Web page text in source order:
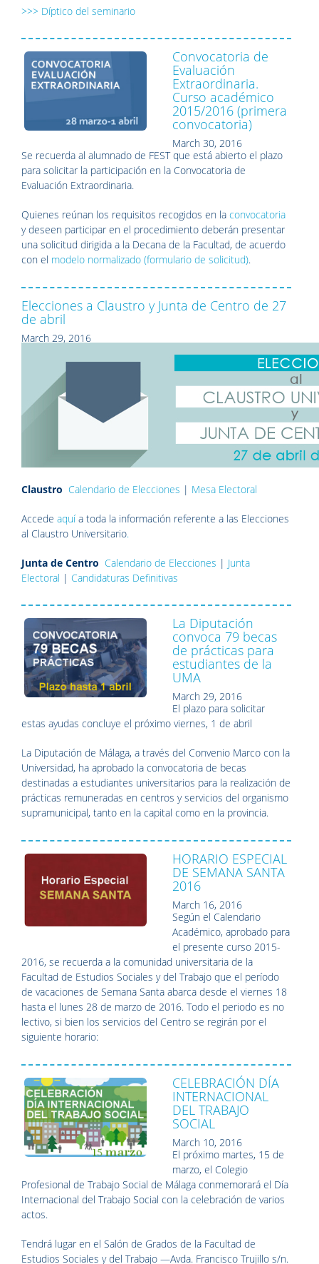
>>> Díptico del seminario
Convocatoria de
Evaluación
Extraordinaria.
Curso académico
2015/2016 (primera
convocatoria)
March 30, 2016
Se recuerda al alumnado de FEST que está abierto el plazo
para solicitar la participación en la Convocatoria de
Evaluación Extraordinaria.
Quienes reúnan los requisitos recogidos en la convocatoria
y deseen participar en el procedimiento deberán presentar
una solicitud dirigida a la Decana de la Facultad, de acuerdo
con el modelo normalizado (formulario de solicitud).
Elecciones a Claustro y Junta de Centro de 27
de abril
March 29, 2016
Claustro Calendario de Elecciones | Mesa Electoral
Accede aquía toda la información referente a las Elecciones
al Claustro Universitario.
Junta de Centro Calendario de Elecciones | Junta
Electoral | Candidaturas Definitivas
La Diputación
convoca 79 becas
de prácticas para
estudiantes de la
UMA
March 29, 2016
El plazo para solicitar
estas ayudas concluye el próximo viernes, 1 de abril
La Diputación de Málaga, a través del Convenio Marco con la
Universidad, ha aprobado la convocatoria de becas
destinadas a estudiantes universitarios para la realización de
prácticas remuneradas en centros y servicios del organismo
supramunicipal, tanto en la capital como en la provincia.
HORARIO ESPECIAL
DE SEMANA SANTA
2016
March 16, 2016
Según el Calendario
Académico, aprobado para
el presente curso 2015-
2016, se recuerda a la comunidad universitaria de la
Facultad de Estudios Sociales y del Trabajo que el período
de vacaciones de Semana Santa abarca desde el viernes 18
hasta el lunes 28 de marzo de 2016. Todo el periodo es no
lectivo, si bien los servicios del Centro se regirán por el
siguiente horario:
CELEBRACIÓN DÍA
INTERNACIONAL
DEL TRABAJO
SOCIAL
March 10, 2016
El próximo martes, 15 de
marzo, el Colegio
Profesional de Trabajo Social de Málaga conmemorará el Día
Internacional del Trabajo Social con la celebración de varios
actos.
Tendrá lugar en el Salón de Grados de la Facultad de
Estudios Sociales y del Trabajo —Avda. Francisco Trujillo s/n.